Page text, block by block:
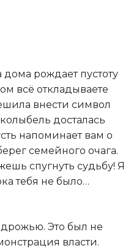
дома рождает пустоту
всё откладываете
внести символ
досталась
напоминает вам о
семейного очага.
спугнуть судьбу! Я
тебя не было…
дрожью. Это был не
власти.